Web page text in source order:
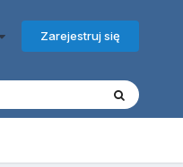
Zarejestruj się